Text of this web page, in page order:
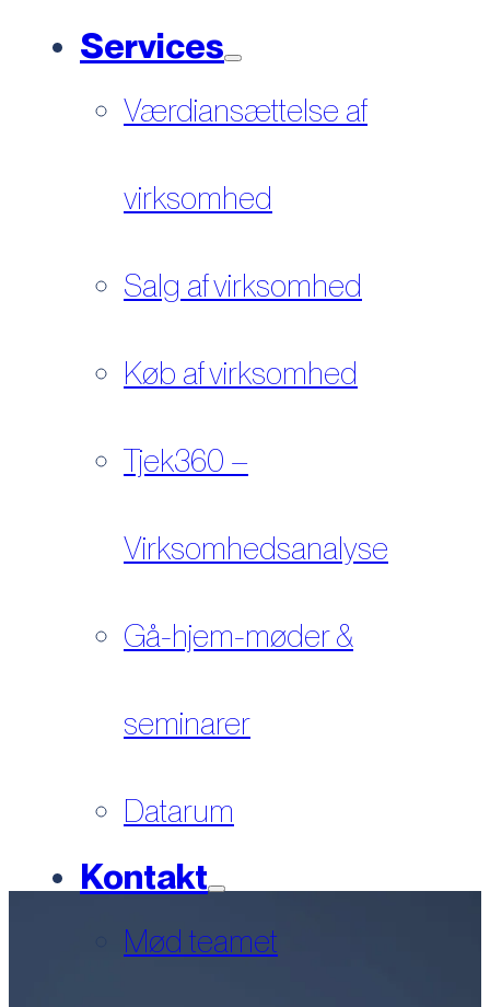
Services
Værdiansættelse af
virksomhed
Salg af virksomhed
Køb af virksomhed
Tjek360 –
Virksomhedsanalyse
Gå-hjem-møder &
seminarer
Datarum
Kontakt
Mød teamet